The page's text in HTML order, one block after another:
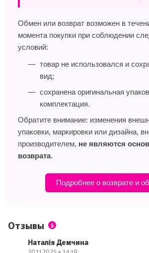
Обмен или возврат возможен в
момента покупки при соблюдении
условий:
товар не использовался и
вид;
сохранена оригинальная
комплектация.
Обратите внимание: изменения
упаковки, маркировки или дизайна,
производителем, не являются
возврата.
Подробнее о возврате и
Отзывы 5
Наталія Демчина